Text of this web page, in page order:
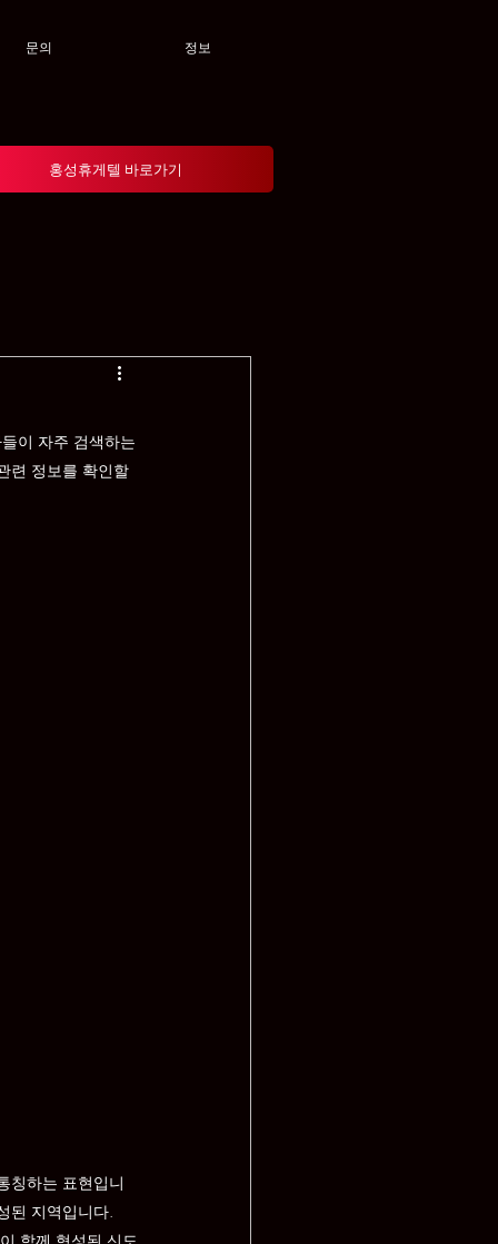
문의 정보
홍성휴게텔 바로가기
이 자주 검색하는
련 정보를 확인할
칭하는 표현입니
된 지역입니다.